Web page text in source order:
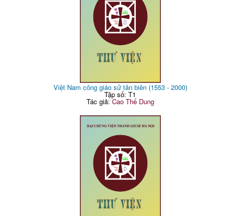
Việt Nam công giáo sử tân biên (1553 - 2000)
Tập số: T1
Tác giả:Cao Thế Dung